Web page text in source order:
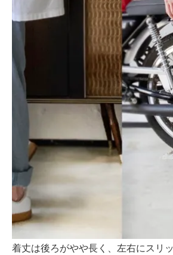
着丈は後ろがやや長く、左右にスリ